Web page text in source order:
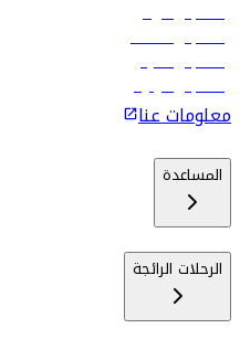
رحلات إلى الرياض
رحلات إلى مسقط
رحلات إلى ماليه
رحلات إلى كولومبو
معلومات عنا
المساعدة
الرحلات الرائجة